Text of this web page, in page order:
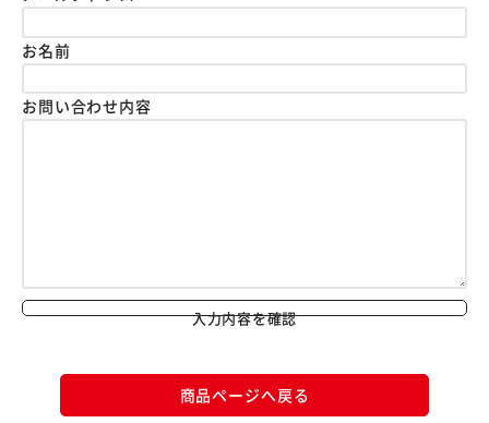
お名前
お問い合わせ内容
入力内容を確認
商品ページへ戻る